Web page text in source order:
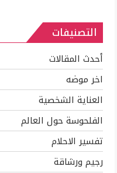
التصنيفات
أحدث المقالات
اخر موضه
العناية الشخصية
الفلحوسة حول العالم
تفسير الاحلام
رجيم ورشاقة